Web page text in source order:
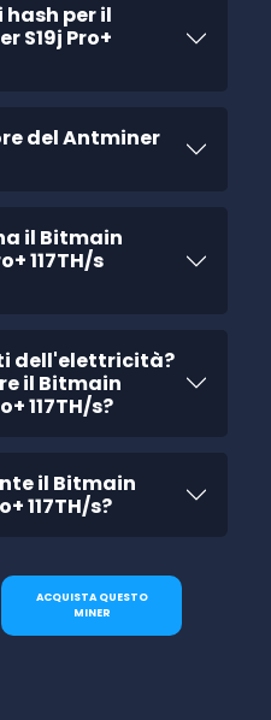
hash per il
S19j Pro+
del Antminer
il Bitmain
117TH/s
dell'elettricità?
il Bitmain
117TH/s?
il Bitmain
117TH/s?
ACQUISTA QUESTO
MINER